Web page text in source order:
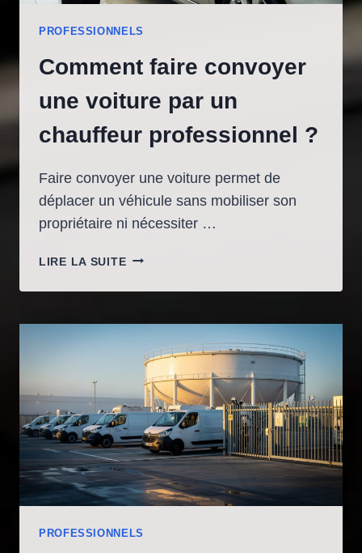
PROFESSIONNELS
Comment faire convoyer
une voiture par un
chauffeur professionnel ?
Faire convoyer une voiture permet de
déplacer un véhicule sans mobiliser son
propriétaire ni nécessiter …
LIRE LA SUITECOMMENT
CONVOYER
PAR
CHAUFFEUR
PROFESSIONNEL
?
PROFESSIONNELS